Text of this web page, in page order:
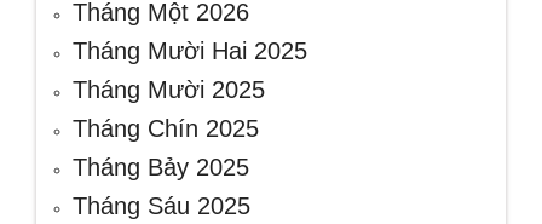
Tháng Một 2026
Tháng Mười Hai 2025
Tháng Mười 2025
Tháng Chín 2025
Tháng Bảy 2025
Tháng Sáu 2025